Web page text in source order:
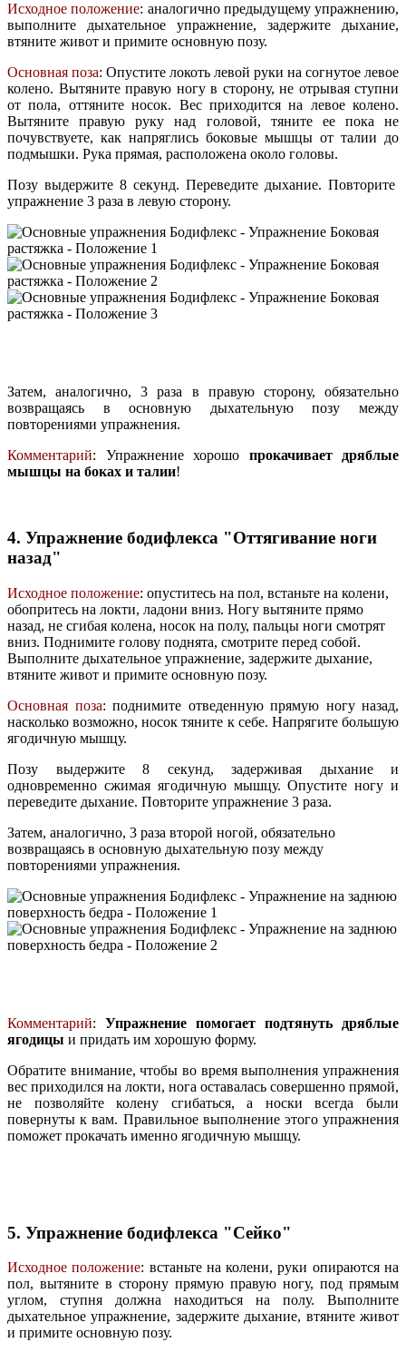
Исходное положение: аналогично предыдущему упражнению,
выполните дыхательное упражнение, задержите дыхание,
втяните живот и примите основную позу.
Основная поза: Опустите локоть левой руки на согнутое левое
колено. Вытяните правую ногу в сторону, не отрывая ступни
от пола, оттяните носок. Вес приходится на левое колено.
Вытяните правую руку над головой, тяните ее пока не
почувствуете, как напряглись боковые мышцы от талии до
подмышки. Рука прямая, расположена около головы.
Позу выдержите 8 секунд. Переведите дыхание. Повторите
упражнение 3 раза в левую сторону.
Затем, аналогично, 3 раза в правую сторону, обязательно
возвращаясь в основную дыхательную позу между
повторениями упражнения.
Комментарий: Упражнение хорошо прокачивает дряблые
мышцы на боках и талии!
4. Упражнение бодифлекса "Оттягивание ноги
назад"
Исходное положение: опуститесь на пол, встаньте на колени,
обопритесь на локти, ладони вниз. Ногу вытя­ните прямо
назад, не сгибая колена, носок на полу, пальцы ноги смотрят
вниз. Поднимите голову поднята, смотрите перед собой.
Выполните дыхательное упражнение, задержите дыхание,
втяните живот и примите основную позу.
Основная поза: поднимите отведенную прямую ногу назад,
насколько возможно, носок тяните к себе. Напрягите большую
ягодичную мышцу.
Позу выдержите 8 секунд, задерживая дыхание и
одновременно сжимая ягодичную мышцу. Опустите ногу и
переведите дыхание. Повторите упражнение 3 раза.
Затем, аналогично, 3 раза второй ногой, обязательно
возвращаясь в основную дыхательную позу между
повторениями упражнения.
Комментарий: Упражнение помогает подтянуть дряблые
ягодицы и придать им хорошую форму.
Обратите внимание, чтобы во время выполнения упражнения
вес приходился на локти, нога оставалась совершенно прямой,
не позволяйте колену сгибаться, а носки всегда были
повернуты к вам. Правильное выполнение этого упражнения
поможет прокачать именно ягодичную мышцу.
5. Упражнение бодифлекса "Сейко"
Исходное положение: встаньте на колени, руки опираются на
пол, вытяните в сторону прямую правую ногу, под прямым
углом, ступня должна находиться на полу. Выполните
дыхательное упражнение, задержите дыхание, втяните живот
и примите основную позу.